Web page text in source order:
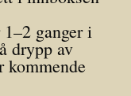
ganger i
drypp av
kommende